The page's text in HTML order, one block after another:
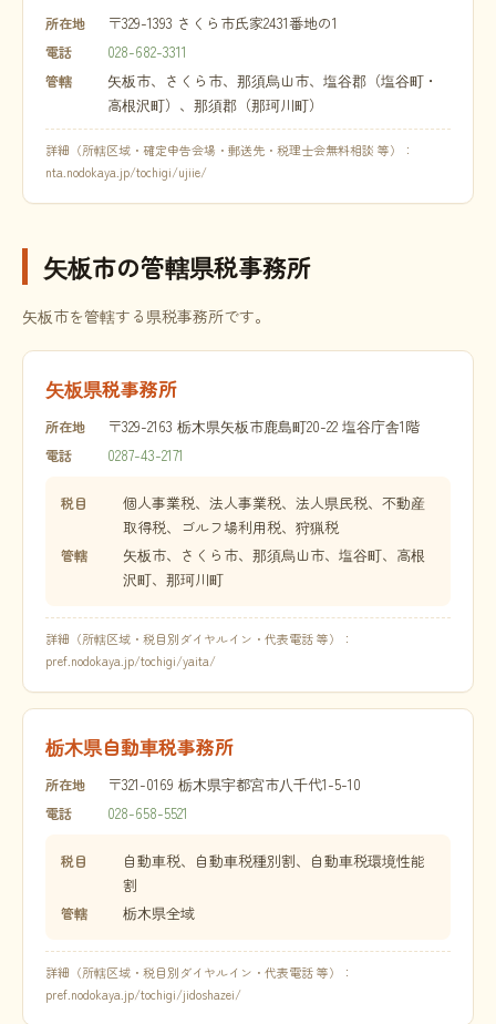
所在地 〒329-1393 さくら市氏家2431番地の1
電話 028-682-3311
管轄
矢板市、さくら市、那須烏山市、塩谷郡（塩谷町・
高根沢町）、那須郡（那珂川町）
詳細（所轄区域・確定申告会場・郵送先・税理士会無料相談 等）：
nta.nodokaya.jp/tochigi/ujiie/
矢板市の管轄県税事務所
矢板市を管轄する県税事務所です。
矢板県税事務所
所在地 〒329-2163 栃木県矢板市鹿島町20-22 塩谷庁舎1階
電話 0287-43-2171
税目
個人事業税、法人事業税、法人県民税、不動産
取得税、ゴルフ場利用税、狩猟税
管轄
矢板市、さくら市、那須烏山市、塩谷町、高根
沢町、那珂川町
詳細（所轄区域・税目別ダイヤルイン・代表電話 等）：
pref.nodokaya.jp/tochigi/yaita/
栃木県自動車税事務所
所在地 〒321-0169 栃木県宇都宮市八千代1-5-10
電話 028-658-5521
税目
自動車税、自動車税種別割、自動車税環境性能
割
管轄 栃木県全域
詳細（所轄区域・税目別ダイヤルイン・代表電話 等）：
pref.nodokaya.jp/tochigi/jidoshazei/